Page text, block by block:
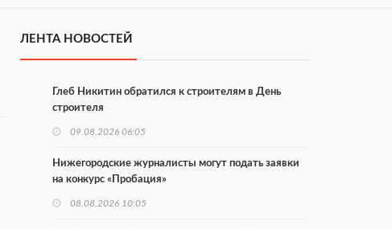
ЛЕНТА НОВОСТЕЙ
Глеб Никитин обратился к строителям в День
строителя
09.08.2026 06:05
Нижегородские журналисты могут подать заявки
на конкурс «Пробация»
08.08.2026 10:05